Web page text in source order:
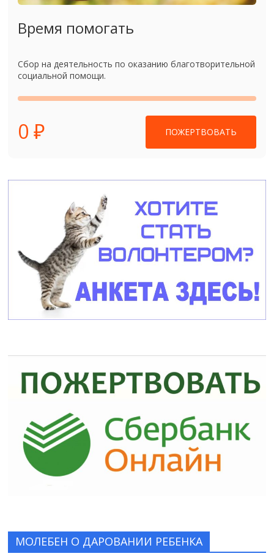
Время помогать
Сбор на деятельность по оказанию благотворительной
социальной помощи.
0 ₽ ПОЖЕРТВОВАТЬ
МОЛЕБЕН О ДАРОВАНИИ РЕБЕНКА